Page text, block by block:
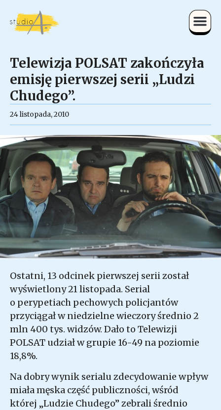
Telewizja POLSAT zakończyła
emisję pierwszej serii „Ludzi
Chudego”.
24 listopada, 2010
Ostatni, 13 odcinek pierwszej serii został
wyświetlony 21 listopada. Serial
o perypetiach pechowych policjantów
przyciągał w niedzielne wieczory średnio 2
mln 400 tys. widzów. Dało to Telewizji
POLSAT udział w grupie 16-49 na poziomie
18,8%.
Na dobry wynik serialu zdecydowanie wpływ
miała męska część publiczności, wśród
której „Ludzie Chudego” zebrali średnio